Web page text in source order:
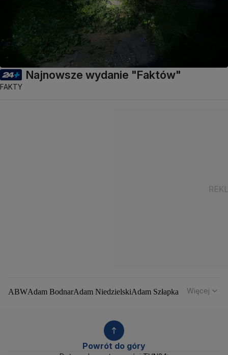
Najnowsze wydanie "Faktów"
FAKTY
ABWAdam BodnarAdam NiedzielskiAdam Szłapka
Aleksander Kwaśniewski
Alert RCB
Ambasada USA w Polsce
Andrzej Duda Białoruś
Więcej
Powrót do góry